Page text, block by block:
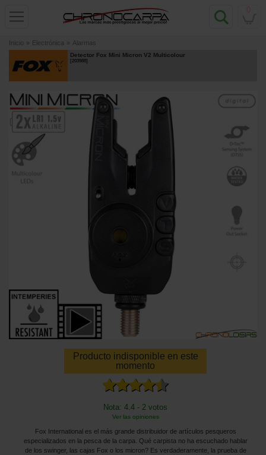
Inicio » Electrónica » Alarmas
Detector Fox Mini Micron V2 Multicolour
[203988]
Producto indisponible en este
momento
Nota: 4.4 - 2 votos
Ver las opiniones
Fox International es el más grande distribuidor de artículos pesqueros
especializados en la pesca de la carpa. Qué carpista no ha escuchado hablar
de los swinger, las cajas Fox o los micron? Es verdaderamente, la prueba de